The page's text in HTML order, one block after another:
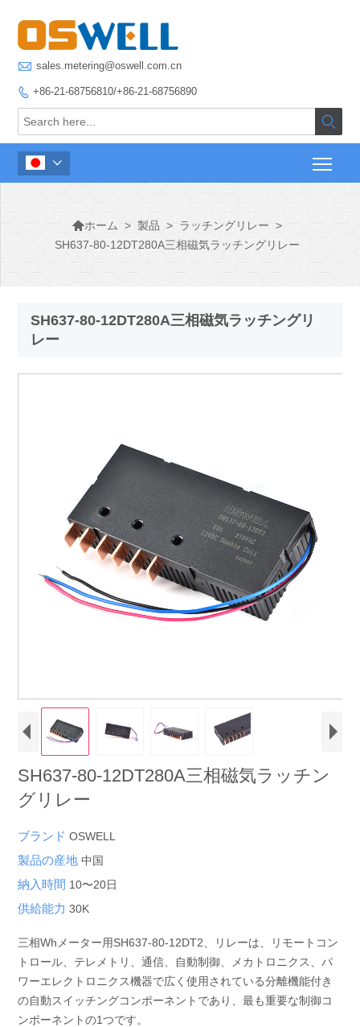
 sales.metering@oswell.com.cn
 +86-21-68756810/+86-21-68756890


ホーム > 製品 > ラッチングリレー >
SH637-80-12DT280A三相磁気ラッチングリレー
SH637-80-12DT280A三相磁気ラッチングリ
レー
SH637-80-12DT280A三相磁気ラッチン
グリレー
ブランドOSWELL
製品の産地中国
納入時間 10〜20日
供給能力30K
三相Whメーター用SH637-80-12DT2、リレーは、リモートコン
トロール、テレメトリ、通信、自動制御、メカトロニクス、パ
ワーエレクトロニクス機器で広く使用されている分離機能付き
の自動スイッチングコンポーネントであり、最も重要な制御コ
ンポーネントの1つです。